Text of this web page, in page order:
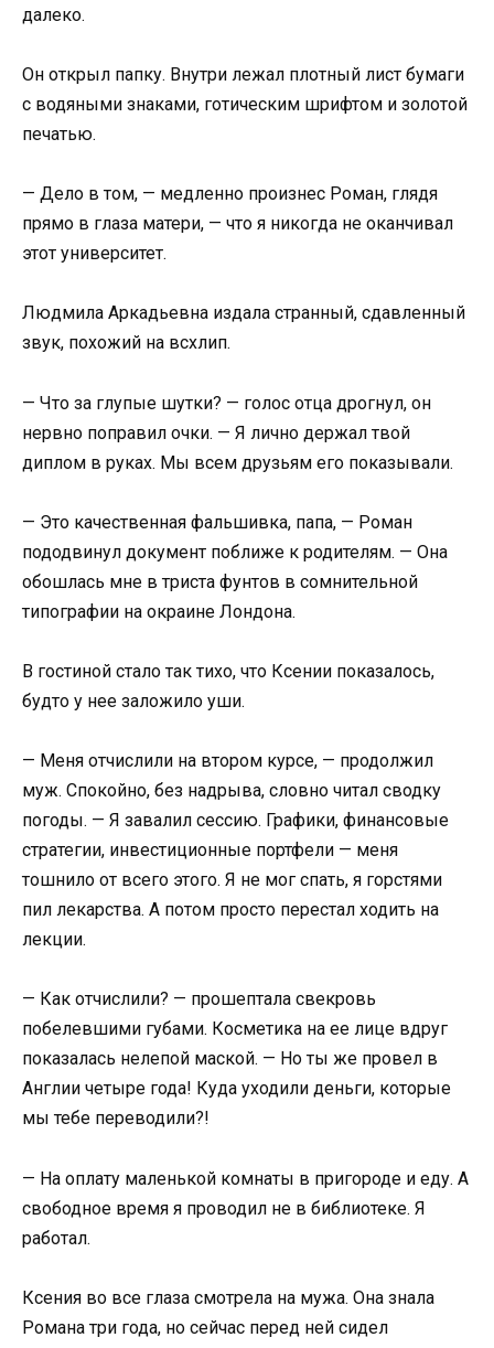
далеко.
Он открыл папку. Внутри лежал плотный лист бумаги
с водяными знаками, готическим шрифтом и золотой
печатью.
— Дело в том, — медленно произнес Роман, глядя
прямо в глаза матери, — что я никогда не оканчивал
этот университет.
Людмила Аркадьевна издала странный, сдавленный
звук, похожий на всхлип.
— Что за глупые шутки? — голос отца дрогнул, он
нервно поправил очки. — Я лично держал твой
диплом в руках. Мы всем друзьям его показывали.
— Это качественная фальшивка, папа, — Роман
пододвинул документ поближе к родителям. — Она
обошлась мне в триста фунтов в сомнительной
типографии на окраине Лондона.
В гостиной стало так тихо, что Ксении показалось,
будто у нее заложило уши.
— Меня отчислили на втором курсе, — продолжил
муж. Спокойно, без надрыва, словно читал сводку
погоды. — Я завалил сессию. Графики, финансовые
стратегии, инвестиционные портфели — меня
тошнило от всего этого. Я не мог спать, я горстями
пил лекарства. А потом просто перестал ходить на
лекции.
— Как отчислили? — прошептала свекровь
побелевшими губами. Косметика на ее лице вдруг
показалась нелепой маской. — Но ты же провел в
Англии четыре года! Куда уходили деньги, которые
мы тебе переводили?!
— На оплату маленькой комнаты в пригороде и еду. А
свободное время я проводил не в библиотеке. Я
работал.
Ксения во все глаза смотрела на мужа. Она знала
Романа три года, но сейчас перед ней сидел